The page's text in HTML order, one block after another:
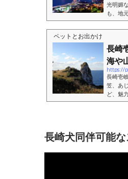
光明媚
も、地
はそん
ペットとお出かけ
長崎
海や
https://
長崎壱
笠、あ
ど、魅
キリシ
長崎犬同伴可能